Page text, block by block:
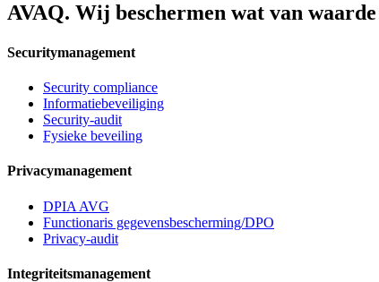
AVAQ. Wij beschermen wat van
Securitymanagement
Security compliance
Informatiebeveiliging
Security-audit
Fysieke beveiling
Privacymanagement
DPIA AVG
Functionaris gegevensbescherming/DPO
Privacy-audit
Integriteitsmanagement